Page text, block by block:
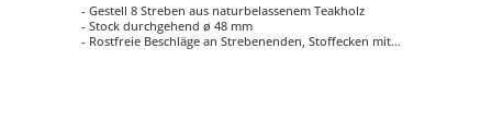
- Gestell 8 Streben aus naturbelassenem Teakholz
- Stock durchgehend ø 48 mm
- Rostfreie Beschläge an Strebenenden, Stoffecken mit